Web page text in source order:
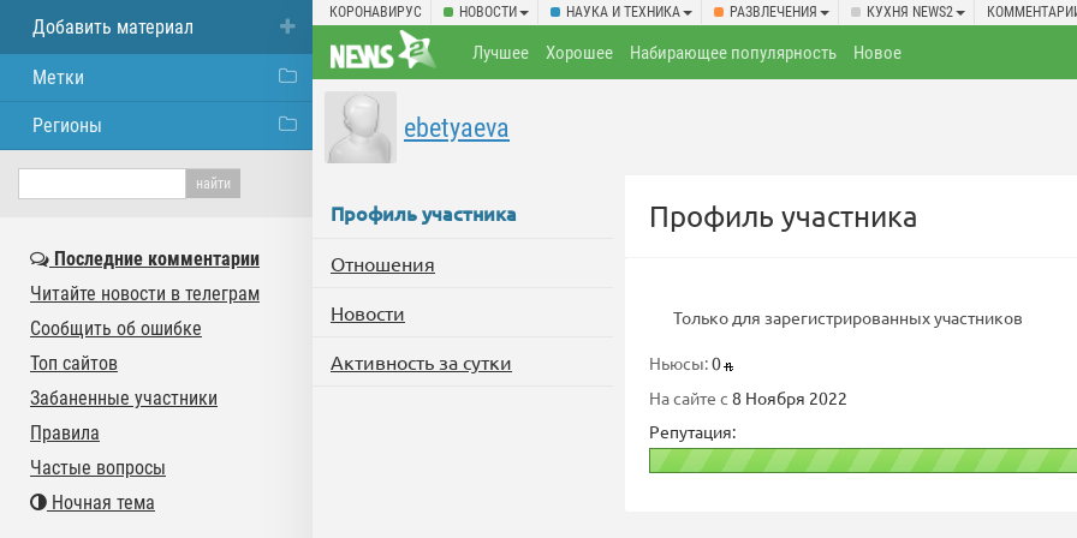
КОРОНАВИРУС НОВОСТИ НАУКА И ТЕХНИКА РАЗВЛЕЧЕНИЯ КУХНЯ NEWS2
Лучшее Хорошее Набирающее популярность Новое
ebetyaeva
Профиль участника
Отношения
Новости
Активность за сутки
Профиль участника
Только для зарегистрированных участников
Ньюсы:0
На сайте с 8 Ноября 2022
Репутация:
Добавить материал
Метки
Регионы
Последние комментарии
Читайте новости в телеграм
Сообщить об ошибке
Топ сайтов
Забаненные участники
Правила
Частые вопросы
Ночная тема